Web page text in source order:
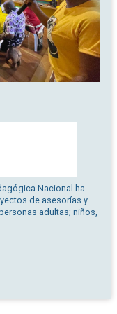
Nacional ha
de asesorías y
adultas; niños,